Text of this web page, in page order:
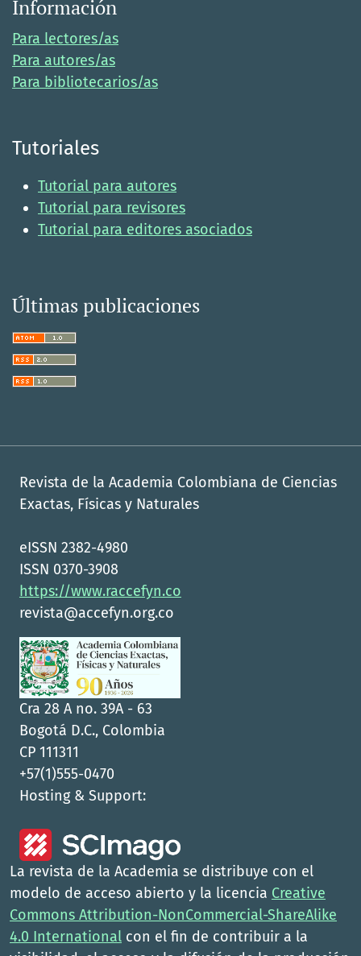
Información
Para lectores/as
Para autores/as
Para bibliotecarios/as
Tutoriales
Tutorial para autores
Tutorial para revisores
Tutorial para editores asociados
Últimas publicaciones
Revista de la Academia Colombiana de Ciencias
Exactas, Físicas y Naturales
eISSN 2382-4980
ISSN 0370-3908
https://www.raccefyn.co
revista@accefyn.org.co
Cra 28 A no. 39A - 63
Bogotá D.C., Colombia
CP 111311
+57(1)555-0470
Hosting & Support:
La revista de la Academia se distribuye con el
modelo de acceso abierto y la licencia Creative
Commons Attribution-NonCommercial-ShareAlike
4.0 International con el fin de contribuir a la